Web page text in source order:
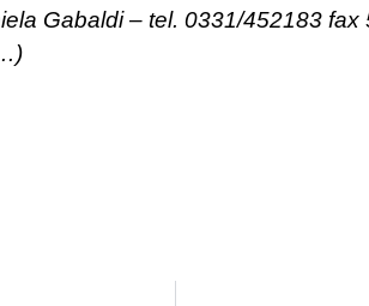
Gabaldi – tel. 0331/452183 fax